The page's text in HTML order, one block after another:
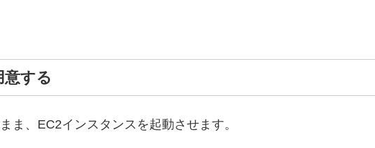
する
ま、EC2インスタンスを起動させます。